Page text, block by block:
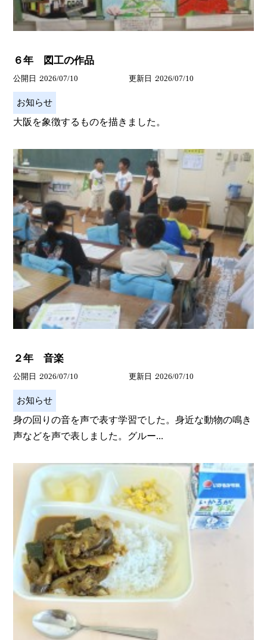
６年 図工の作品
公開日 2026/07/10 更新日 2026/07/10
お知らせ
大阪を象徴するものを描きました。
２年 音楽
公開日 2026/07/10 更新日 2026/07/10
お知らせ
身の回りの音を声で表す学習でした。身近な動物の鳴き
声などを声で表しました。グルー...